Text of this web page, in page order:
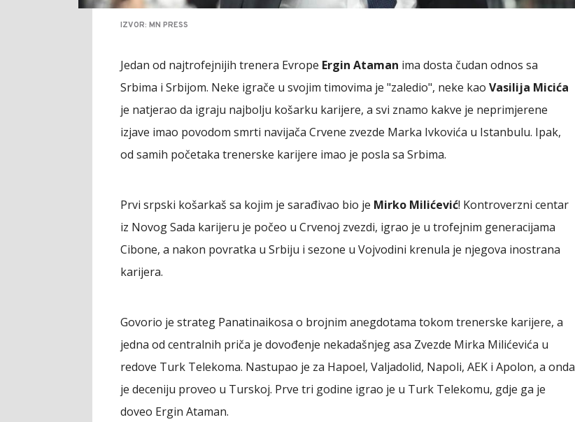
IZVOR: MN PRESS
Jedan od najtrofejnijih trenera Evrope Ergin Ataman ima dosta čudan odnos sa
Srbima i Srbijom. Neke igrače u svojim timovima je "zaledio", neke kao Vasilija Micića
je natjerao da igraju najbolju košarku karijere, a svi znamo kakve je neprimjerene
izjave imao povodom smrti navijača Crvene zvezde Marka Ivkovića u Istanbulu. Ipak,
od samih početaka trenerske karijere imao je posla sa Srbima.
Prvi srpski košarkaš sa kojim je sarađivao bio je Mirko Milićević! Kontroverzni centar
iz Novog Sada karijeru je počeo u Crvenoj zvezdi, igrao je u trofejnim generacijama
Cibone, a nakon povratka u Srbiju i sezone u Vojvodini krenula je njegova inostrana
karijera.
Govorio je strateg Panatinaikosa o brojnim anegdotama tokom trenerske karijere, a
jedna od centralnih priča je dovođenje nekadašnjeg asa Zvezde Mirka Milićevića u
redove Turk Telekoma. Nastupao je za Hapoel, Valjadolid, Napoli, AEK i Apolon, a onda
je deceniju proveo u Turskoj. Prve tri godine igrao je u Turk Telekomu, gdje ga je
doveo Ergin Ataman.